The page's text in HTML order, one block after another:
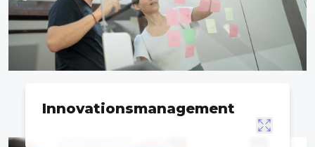
Innovations­management